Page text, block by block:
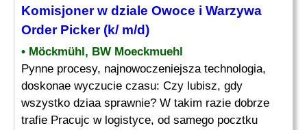
Komisjoner w dziale Owoce i Warzywa
Order Picker(k/ m/d)
• Möckmühl, BW Moeckmuehl
Pynne procesy, najnowoczeniejsza technologia,
doskonae wyczucie czasu: Czy lubisz, gdy
wszystko dziaa sprawnie? W takim razie dobrze
trafie Pracujc w logistyce, od samego pocztku